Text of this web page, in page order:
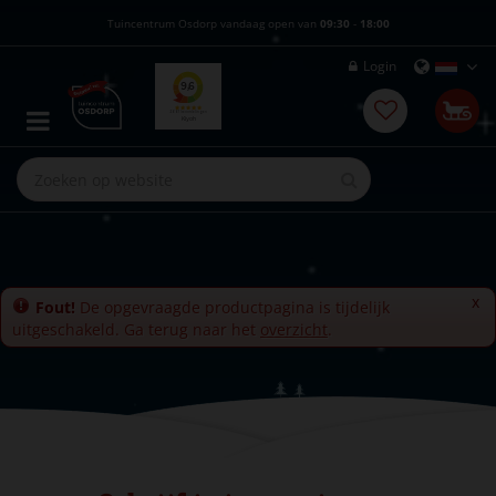
Tuincentrum Osdorp vandaag open van 09:30 - 18:00
Login
x
Fout! De opgevraagde productpagina is tijdelijk
uitgeschakeld. Ga terug naar het overzicht